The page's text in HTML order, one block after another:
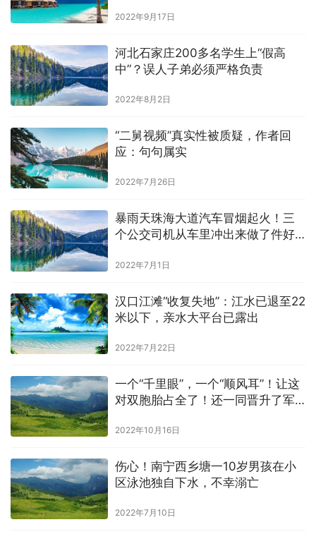
2022年9月17日
河北石家庄200多名学生上“假高
中”？误人子弟必须严格负责
2022年8月2日
“二舅视频”真实性被质疑，作者回
应：句句属实
2022年7月26日
暴雨天珠海大道汽车冒烟起火！三
个公交司机从车里冲出来做了件好
2022年7月1日
汉口江滩“收复失地”：江水已退至22
米以下，亲水大平台已露出
2022年7月22日
一个“千里眼”，一个“顺风耳”！让这
对双胞胎占全了！还一同晋升了军
2022年10月16日
伤心！南宁西乡塘一10岁男孩在小
区泳池独自下水，不幸溺亡
2022年7月10日